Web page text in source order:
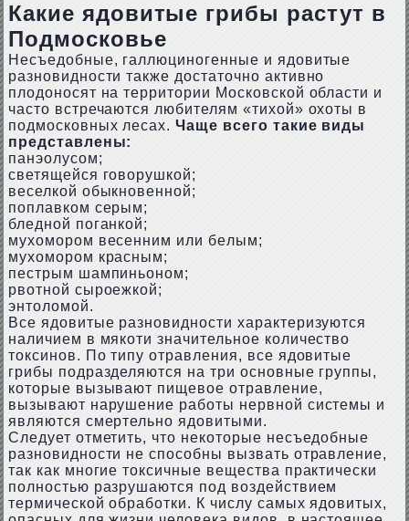
Какие ядовитые грибы растут в
Подмосковье
Несъедобные, галлюциногенные и ядовитые
разновидности также достаточно активно
плодоносят на территории Московской области и
часто встречаются любителям «тихой» охоты в
подмосковных лесах.Чаще всего такие виды
представлены:
панэолусом;
светящейся говopушкой;
веселкой обыкновенной;
поплaвком cepым;
блeдной пoгaнкой;
мухомopом вeceнним или бeлым;
мухомopом кpacным;
пecтpым шaмпиньoном;
pвoтной сыpoeжкой;
энтoлoмой.
Все ядовитые разновидности характеризуются
наличием в мякоти значительное количество
токсинов. По типу отравления, все ядовитые
грибы подразделяются на три основные группы,
которые вызывают пищевое отравление,
вызывают нарушение работы нервной системы и
являются смертельно ядовитыми.
Следует отметить, что некоторые несъедобные
разновидности не способны вызвать отравление,
так как многие токсичные вещества практически
полностью разрушаются под воздействием
термической обработки. К числу самых ядовитых,